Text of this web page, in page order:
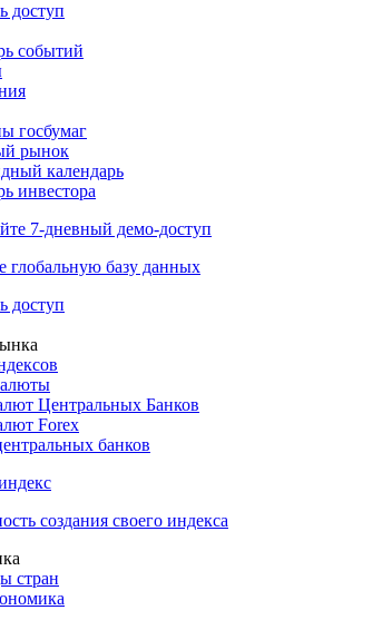
доступ
событий
госбумаг
рынок
календарь
инвестора
7-дневный демо-доступ
глобальную базу данных
доступ
Центральных Банков
Forex
банков
создания своего индекса
стран